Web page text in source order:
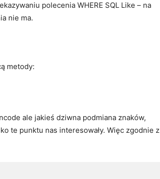
polecenia WHERE SQL Like – na
nie ma.
metody:
ale jakieś dziwna podmiana znaków,
te punktu nas interesowały. Więc zgodnie z